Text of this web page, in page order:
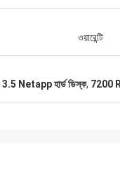
ওয়ারেন্টি
3.5 Netapp হার্ড ডিস্ক, 7200